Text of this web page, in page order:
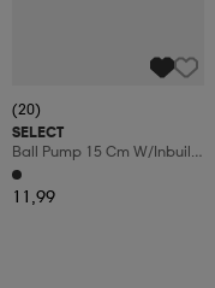
(20)
SELECT
Ball Pump 15 Cm W/inbuilt
Hose
11,99